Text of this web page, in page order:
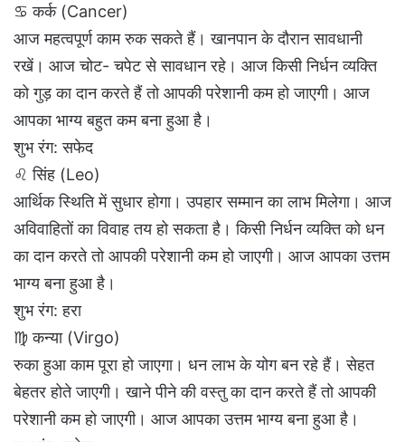
♋ कर्क (Cancer)
आज महत्वपूर्ण काम रुक सकते हैं। खानपान के दौरान सावधानी
रखें। आज चोट- चपेट से सावधान रहे। आज किसी निर्धन व्यक्ति
को गुड़ का दान करते हैं तो आपकी परेशानी कम हो जाएगी। आज
आपका भाग्य बहुत कम बना हुआ है।
शुभ रंग: सफेद
♌ सिंह (Leo)
आर्थिक स्थिति में सुधार होगा। उपहार सम्मान का लाभ मिलेगा। आज
अविवाहितों का विवाह तय हो सकता है। किसी निर्धन व्यक्ति को धन
का दान करते तो आपकी परेशानी कम हो जाएगी। आज आपका उत्तम
भाग्य बना हुआ है।
शुभ रंग: हरा
♍ कन्या (Virgo)
रुका हुआ काम पूरा हो जाएगा। धन लाभ के योग बन रहे हैं। सेहत
बेहतर होते जाएगी। खाने पीने की वस्तु का दान करते हैं तो आपकी
परेशानी कम हो जाएगी। आज आपका उत्तम भाग्य बना हुआ है।